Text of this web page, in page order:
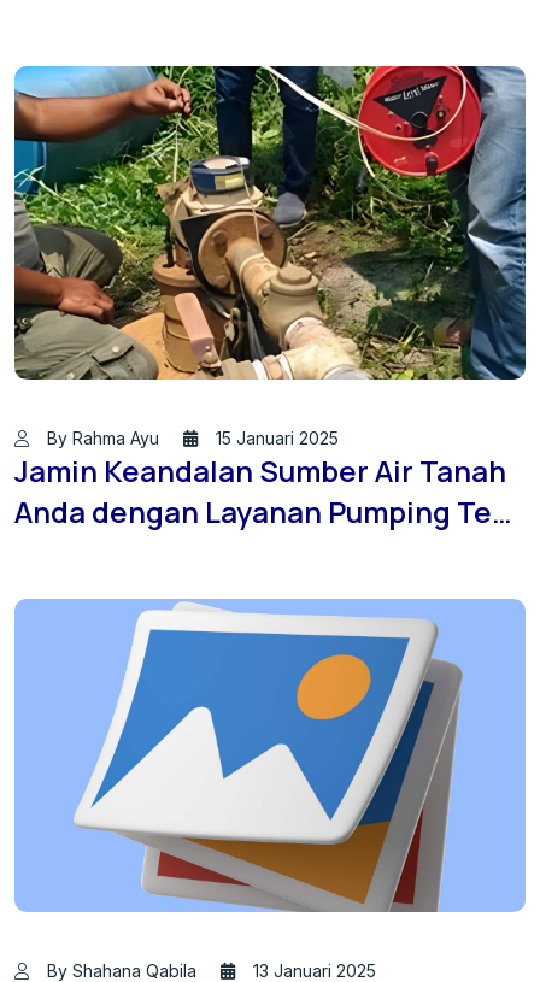
By Rahma Ayu 15 Januari 2025
Jamin Keandalan Sumber Air Tanah
Anda dengan Layanan Pumping Test
By Shahana Qabila 13 Januari 2025